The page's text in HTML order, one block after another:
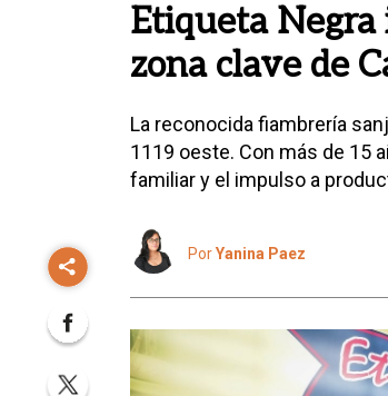
Etiqueta
zona clave de
La reconocida fiambrería
1119 oeste. Con más de 15
familiar y el impulso a
PorYanina Paez